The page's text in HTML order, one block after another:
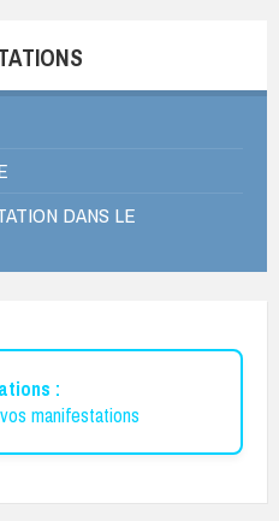
DANS LE
:
manifestations